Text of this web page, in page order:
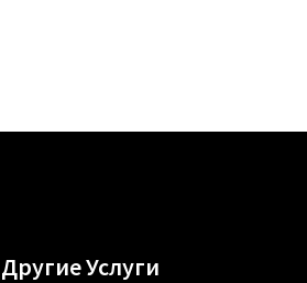
Другие Услуги